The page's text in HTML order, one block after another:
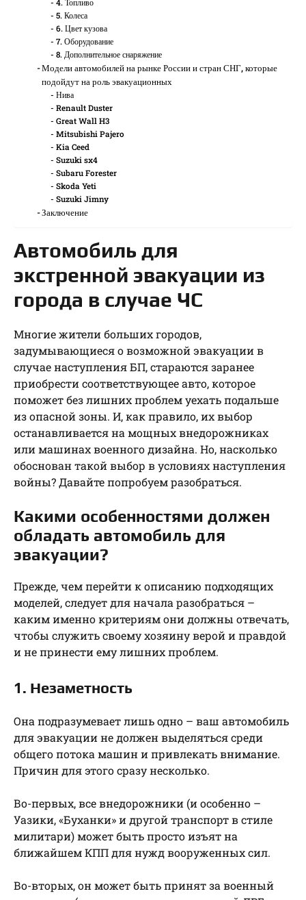
4. Топливо
5. Колеса
6. Цвет кузова
7. Оборудование
8. Дополнительное снаряжение
Модели автомобилей на рынке России и стран СНГ, которые
подойдут на роль эвакуационных
Нива
Renault Duster
Great Wall H3
Mitsubishi Pajero
Kia Ceed
Suzuki sx4
Subaru Forester
Skoda Yeti
Suzuki Jimny
Заключение
Автомобиль для
экстренной эвакуации из
города в случае ЧС
Многие жители больших городов,
задумывающиеся о возможной эвакуации в
случае наступления БП, стараются заранее
приобрести соответствующее авто, которое
поможет без лишних проблем уехать подальше
из опасной зоны. И, как правило, их выбор
останавливается на мощных внедорожниках
или машинах военного дизайна. Но, насколько
обоснован такой выбор в условиях наступления
войны? Давайте попробуем разобраться.
Какими особенностями должен
обладать автомобиль для
эвакуации?
Прежде, чем перейти к описанию подходящих
моделей, следует для начала разобраться –
каким именно критериям они должны отвечать,
чтобы служить своему хозяину верой и правдой
и не принести ему лишних проблем.
1. Незаметность
Она подразумевает лишь одно – ваш автомобиль
для эвакуации не должен выделяться среди
общего потока машин и привлекать внимание.
Причин для этого сразу несколько.
Во-первых, все внедорожники (и особенно –
Уазики, «Буханки» и другой транспорт в стиле
милитари) может быть просто изъят на
ближайшем КПП для нужд вооруженных сил.
Во-вторых, он может быть принят за военный